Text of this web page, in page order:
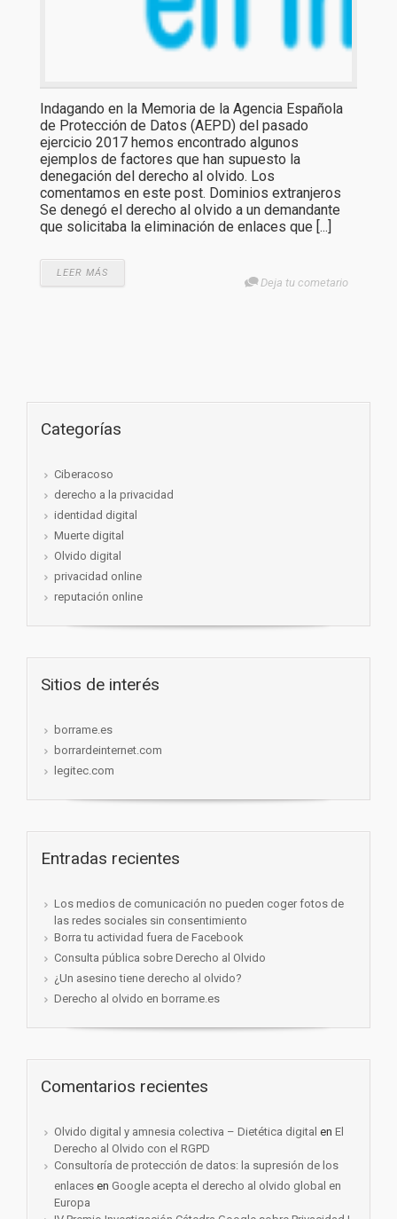
Indagando en la Memoria de la Agencia Española
de Protección de Datos (AEPD) del pasado
ejercicio 2017 hemos encontrado algunos
ejemplos de factores que han supuesto la
denegación del derecho al olvido. Los
comentamos en este post. Dominios extranjeros
Se denegó el derecho al olvido a un demandante
que solicitaba la eliminación de enlaces que [...]
LEER MÁS
Deja tu cometario
Categorías
Ciberacoso
derecho a la privacidad
identidad digital
Muerte digital
Olvido digital
privacidad online
reputación online
Sitios de interés
borrame.es
borrardeinternet.com
legitec.com
Entradas recientes
Los medios de comunicación no pueden coger fotos de
las redes sociales sin consentimiento
Borra tu actividad fuera de Facebook
Consulta pública sobre Derecho al Olvido
¿Un asesino tiene derecho al olvido?
Derecho al olvido en borrame.es
Comentarios recientes
Olvido digital y amnesia colectiva – Dietética digital en El
Derecho al Olvido con el RGPD
Consultoría de protección de datos: la supresión de los
enlaces en Google acepta el derecho al olvido global en
Europa